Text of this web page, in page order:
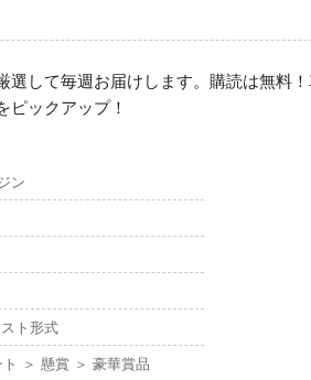
選して毎週お届けします。購読は無料
ピックアップ！
ン
ト形式
＞ 懸賞 ＞ 豪華賞品